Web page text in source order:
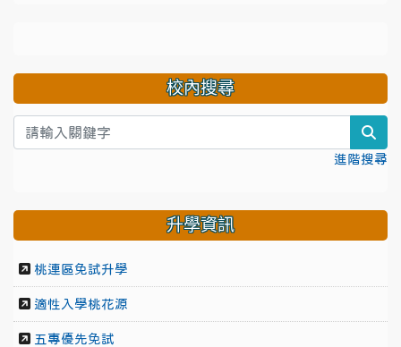
校內搜尋
進階搜尋
升學資訊
桃連區免試升學
適性入學桃花源
五專優先免試